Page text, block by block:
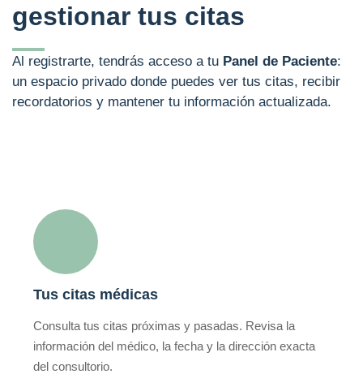
gestionar tus citas
Al registrarte, tendrás acceso a tu Panel de Paciente:
un espacio privado donde puedes ver tus citas, recibir
recordatorios y mantener tu información actualizada.
Tus citas médicas
Consulta tus citas próximas y pasadas. Revisa la
información del médico, la fecha y la dirección exacta
del consultorio.